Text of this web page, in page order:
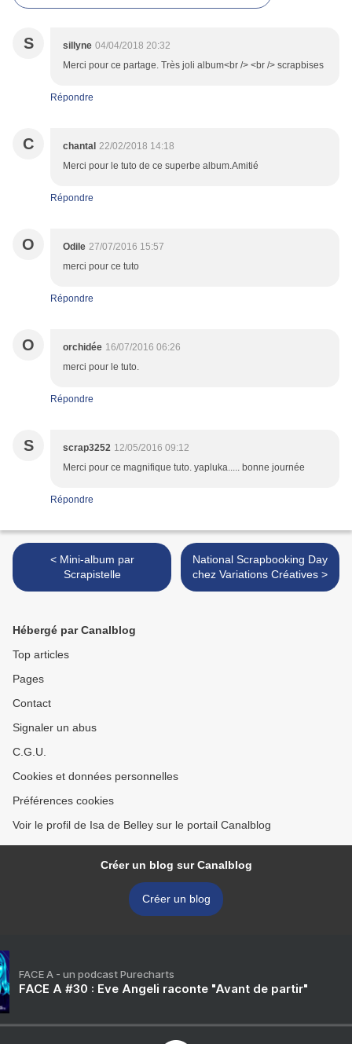
S sillyne 04/04/2018 20:32
Merci pour ce partage. Très joli album<br /> <br /> scrapbises
Répondre
C chantal 22/02/2018 14:18
Merci pour le tuto de ce superbe album.Amitié
Répondre
O Odile 27/07/2016 15:57
merci pour ce tuto
Répondre
O orchidée 16/07/2016 06:26
merci pour le tuto.
Répondre
S scrap3252 12/05/2016 09:12
Merci pour ce magnifique tuto. yapluka..... bonne journée
Répondre
< Mini-album par
Scrapistelle
National Scrapbooking Day
chez Variations Créatives >
Hébergé par Canalblog
Top articles
Pages
Contact
Signaler un abus
C.G.U.
Cookies et données personnelles
Préférences cookies
Voir le profil de Isa de Belley sur le portail Canalblog
Créer un blog sur Canalblog
Créer un blog
FACE A - un podcast Purecharts
FACE A #30 : Eve Angeli raconte "Avant de partir"